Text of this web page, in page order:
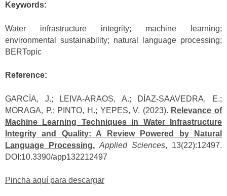
Keywords:
Water infrastructure integrity; machine learning;
environmental sustainability; natural language processing;
BERTopic
Reference:
GARCÍA, J.; LEIVA-ARAOS, A.; DÍAZ-SAAVEDRA, E.;
MORAGA, P.; PINTO, H.; YEPES, V. (2023). Relevance of
Machine Learning Techniques in Water Infrastructure
Integrity and Quality: A Review Powered by Natural
Language Processing. Applied Sciences, 13(22):12497.
DOI:10.3390/app132212497
Pincha aquí para descargar